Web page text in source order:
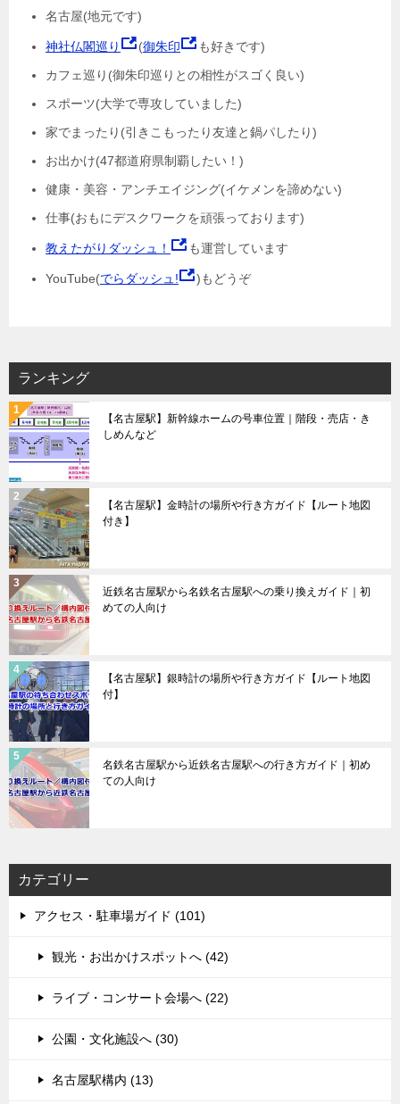
名古屋(地元です)
神社仏閣巡り (御朱印
も好きです)
カフェ巡り(御朱印巡りとの相性がスゴく良い)
スポーツ(大学で専攻していました)
家でまったり(引きこもったり友達と鍋パしたり)
お出かけ(47都道府県制覇したい！)
健康・美容・アンチエイジング(イケメンを諦めない)
仕事(おもにデスクワークを頑張っております)
教えたがりダッシュ！ も運営しています
YouTube(でらダッシュ! )もどうぞ
ランキング
【名古屋駅】新幹線ホームの号車位置｜階段・売店・き
しめんなど
【名古屋駅】金時計の場所や行き方ガイド【ルート地図
付き】
近鉄名古屋駅から名鉄名古屋駅への乗り換えガイド｜初
めての人向け
【名古屋駅】銀時計の場所や行き方ガイド【ルート地図
付】
名鉄名古屋駅から近鉄名古屋駅への行き方ガイド｜初め
ての人向け
カテゴリー
アクセス・駐車場ガイド (101)
観光・お出かけスポットへ (42)
ライブ・コンサート会場へ (22)
公園・文化施設へ (30)
名古屋駅構内 (13)